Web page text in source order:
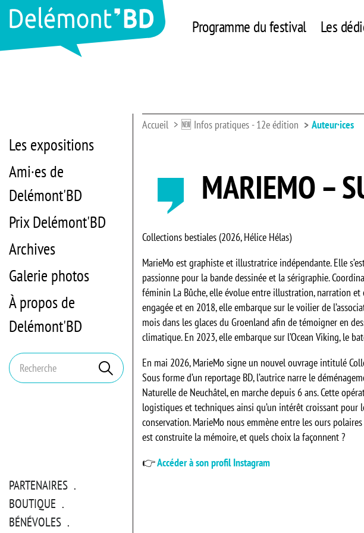
Programme du festival Les
Les expositions
Ami·es de
Delémont'BD
Prix Delémont'BD
Archives
Galerie photos
À propos de
Delémont'BD
Mots
clés
Rechercher
PARTENAIRES
BOUTIQUE
BÉNÉVOLES
Accueil 🆕 Infos pratiques - 12e édition Auteur·ices
MARIEMO –
Collections bestiales (2026, Hélice Hélas)
MarieMo est graphiste et illustratrice indépendante. Elle
passionne pour la bande dessinée et la sérigraphie.
féminin La Bûche, elle évolue entre illustration, narration
engagée et en 2018, elle embarque sur le voilier de
mois dans les glaces du Groenland afin de témoigner en
climatique. En 2023, elle embarque sur l’Ocean Viking, le
En mai 2026, MarieMo signe un nouvel ouvrage intitulé
Sous forme d’un reportage BD, l’autrice narre le
Naturelle de Neuchâtel, en marche depuis 6 ans. Cette
logistiques et techniques ainsi qu’un intérêt croissant pour
conservation. MarieMo nous emmène entre les ours
est construite la mémoire, et quels choix la façonnent ?
👉Accéder à son profil Instagram